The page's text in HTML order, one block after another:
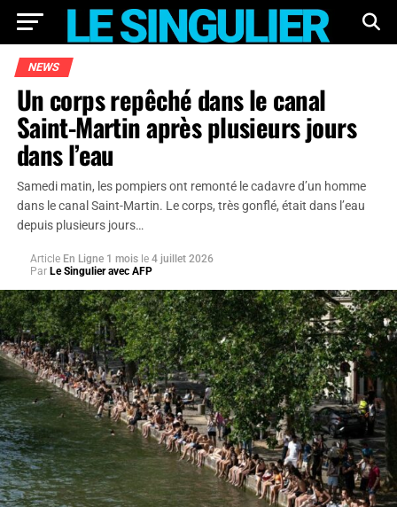
NEWS
Un corps repêché dans le canal
Saint-Martin après plusieurs jours
dans l’eau
Samedi matin, les pompiers ont remonté le cadavre d’un homme
dans le canal Saint-Martin. Le corps, très gonflé, était dans l’eau
depuis plusieurs jours…
Article En Ligne 1 mois le 4 juillet 2026
Par Le Singulier avec AFP